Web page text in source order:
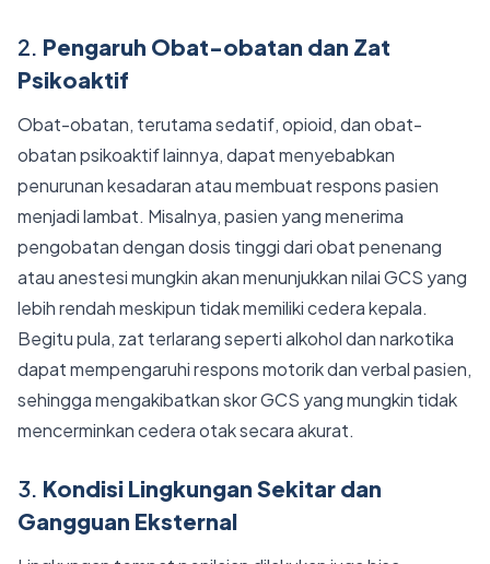
2. Pengaruh Obat-obatan dan Zat
Psikoaktif
Obat-obatan, terutama sedatif, opioid, dan obat-
obatan psikoaktif lainnya, dapat menyebabkan
penurunan kesadaran atau membuat respons pasien
menjadi lambat. Misalnya, pasien yang menerima
pengobatan dengan dosis tinggi dari obat penenang
atau anestesi mungkin akan menunjukkan nilai GCS yang
lebih rendah meskipun tidak memiliki cedera kepala.
Begitu pula, zat terlarang seperti alkohol dan narkotika
dapat mempengaruhi respons motorik dan verbal pasien,
sehingga mengakibatkan skor GCS yang mungkin tidak
mencerminkan cedera otak secara akurat.
3. Kondisi Lingkungan Sekitar dan
Gangguan Eksternal